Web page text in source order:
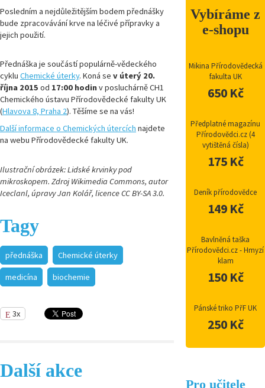
Posledním a nejdůležitějším bodem přednášky
bude zpracovávání krve na léčivé přípravky a
jejich použití.
Přednáška je součástí populárně-vědeckého
cyklu Chemické úterky. Koná se v úterý 20.
října 2015 od 17:00 hodinv posluchárně CH1
Chemického ústavu Přírodovědecké fakulty UK
(Hlavova 8, Praha 2). Těšíme se na vás!
Další informace o Chemických útercích najdete
na webu Přírodovědecké fakulty UK.
Ilustrační obrázek: Lidské krvinky pod
mikroskopem. Zdroj Wikimedia Commons, autor
Iceclanl, úpravy Jan Kolář, licence CC BY-SA 3.0.
Tagy
přednáška Chemické úterky
medicína biochemie
3x
Další akce
Vybíráme z
e-shopu
Mikina Přírodovědecká
fakulta UK
650 Kč
Předplatné magazínu
Přírodovědci.cz (4
vytištěná čísla)
175 Kč
Deník přírodovědce
149 Kč
Bavlněná taška
Přírodovědci.cz - Hmyzí
klam
150 Kč
Pánské triko PřF UK
250 Kč
Pro učitele